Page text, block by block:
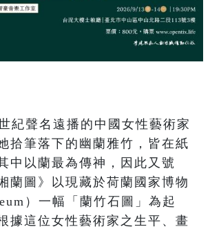
紀聲名遠播的中國女性藝術家
拾筆落下的幽蘭雅竹，皆在紙
中以蘭最為傳神，因此又號
蘭圖》以現藏於荷蘭國家博物
）一幅「蘭竹石圖」為起
據這位女性藝術家之生平、畫